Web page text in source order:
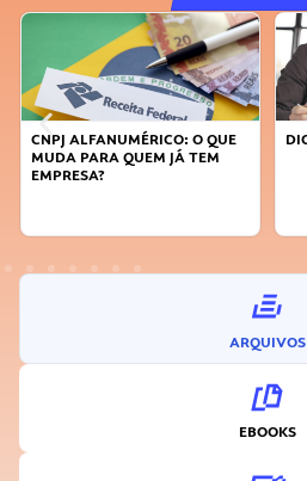
CNPJ ALFANUMÉRICO: O QUE
MUDA PARA QUEM JÁ TEM
EMPRESA?
ARQUIVOS
EBOOKS